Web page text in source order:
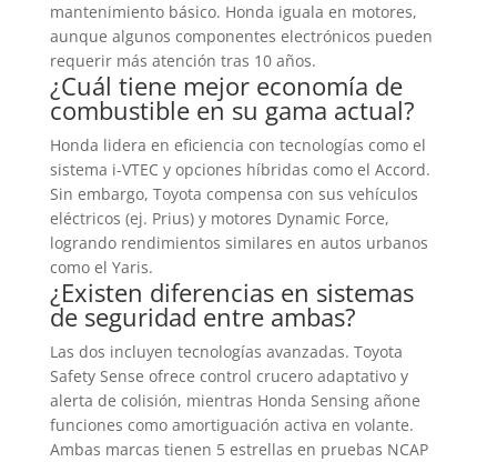
mantenimiento básico. Honda iguala en motores,
aunque algunos componentes electrónicos pueden
requerir más atención tras 10 años.
¿Cuál tiene mejor economía de
combustible en su gama actual?
Honda lidera en eficiencia con tecnologías como el
sistema i-VTEC y opciones híbridas como el Accord.
Sin embargo, Toyota compensa con sus vehículos
eléctricos (ej. Prius) y motores Dynamic Force,
logrando rendimientos similares en autos urbanos
como el Yaris.
¿Existen diferencias en sistemas
de seguridad entre ambas?
Las dos incluyen tecnologías avanzadas. Toyota
Safety Sense ofrece control crucero adaptativo y
alerta de colisión, mientras Honda Sensing añone
funciones como amortiguación activa en volante.
Ambas marcas tienen 5 estrellas en pruebas NCAP